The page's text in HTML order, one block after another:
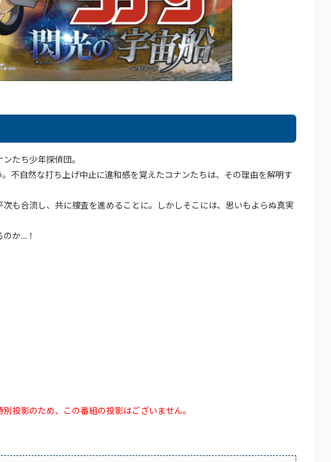
たち少年探偵団。
不自然な打ち上げ中止に違和感を覚えたコナンたちは、その理由を解明す
も合流し、共に捜査を進めることに。しかしそこには、思いもよらぬ真実
か…！
投影のため、この番組の投影はございません。